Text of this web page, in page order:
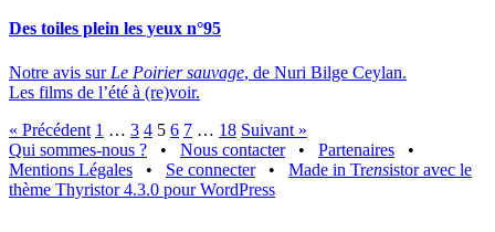
Des toiles plein les yeux n°95
Notre avis sur Le Poirier sauvage, de Nuri Bilge Ceylan.
Les films de l’été à (re)voir.
« Précédent 1 … 3 4 5 6 7 … 18 Suivant »
Qui sommes-nous ?
• Nous contacter • Partenaires
•
Mentions Légales
• Se connecter • Made in Trensistor avec le
thème Thyristor 4.3.0 pour WordPress